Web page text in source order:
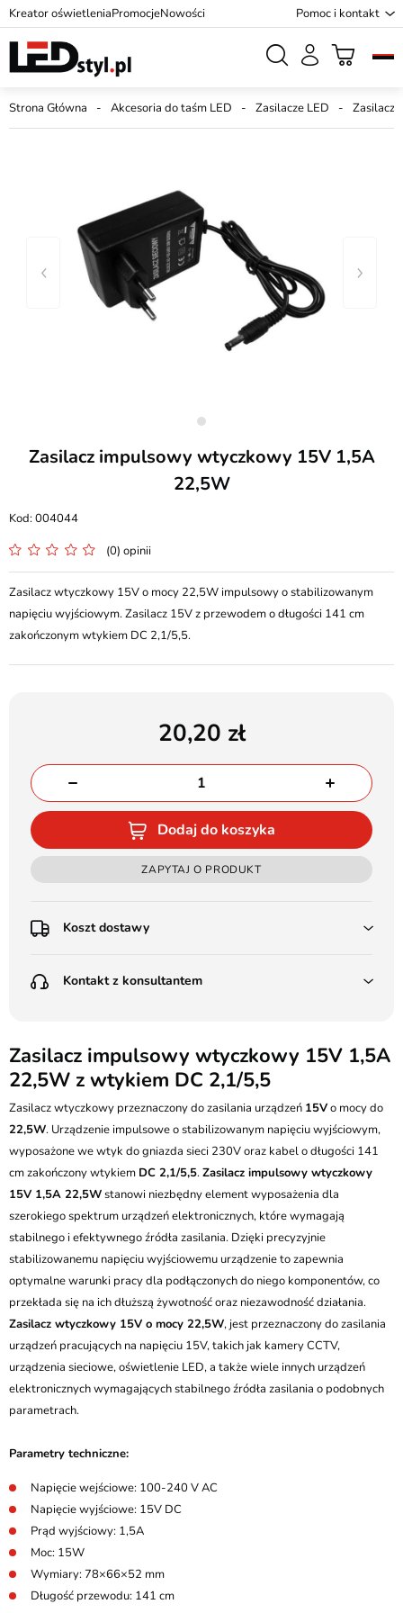
Kreator oświetleniaPromocjeNowości Pomoc i kontakt
Strona Główna Akcesoria do taśm LED Zasilacze LED Zasilacz
Zasilacz impulsowy wtyczkowy 15V 1,5A
22,5W
004044
(0) opinii
Zasilacz wtyczkowy 15V o mocy 22,5W impulsowy o stabilizowanym
napięciu wyjściowym. Zasilacz 15V z przewodem o długości 141 cm
zakończonym wtykiem DC 2,1/5,5.
20,20
Dodaj do koszyka
ZAPYTAJ O PRODUKT
Koszt dostawy
Poczta Polska Kurier 48H - 11 zł
(od 1000 zł dla gabarytów, nie dotyczy produktów 3m)
Pobranie:
Poczta Polska Kurier 48H - 16 zł
Kurier GLS - 20 zł
Przesyłka Gabarytowa - 35 zł
Kontakt z konsultantem
Batalionów Chłopskich 12, 94-058 Łódź
506 336 320
kontakt@ledstyl.pl
Zasilacz impulsowy wtyczkowy 15V 1,5A
22,5W z wtykiem DC 2,1/5,5
Zasilacz wtyczkowy przeznaczony do zasilania urządzeń 15Vo mocy do
22,5W. Urządzenie impulsowe o stabilizowanym napięciu wyjściowym,
wyposażone we wtyk do gniazda sieci 230V oraz kabel o długości 141
cm zakończony wtykiem DC 2,1/5,5.Zasilacz impulsowy wtyczkowy
15V 1,5A 22,5Wstanowi niezbędny element wyposażenia dla
szerokiego spektrum urządzeń elektronicznych, które wymagają
stabilnego i efektywnego źródła zasilania. Dzięki precyzyjnie
stabilizowanemu napięciu wyjściowemu urządzenie to zapewnia
optymalne warunki pracy dla podłączonych do niego komponentów, co
przekłada się na ich dłuższą żywotność oraz niezawodność działania.
Zasilacz wtyczkowy 15V o mocy 22,5W, jest przeznaczony do zasilania
urządzeń pracujących na napięciu 15V, takich jak kamery CCTV,
urządzenia sieciowe, oświetlenie LED, a także wiele innych urządzeń
elektronicznych wymagających stabilnego źródła zasilania o podobnych
parametrach.
Parametry techniczne:
Napięcie wejściowe: 100-240 V AC
Napięcie wyjściowe: 15V DC
Prąd wyjściowy: 1,5A
Moc: 15W
Wymiary: 78×66×52 mm
Długość przewodu: 141 cm